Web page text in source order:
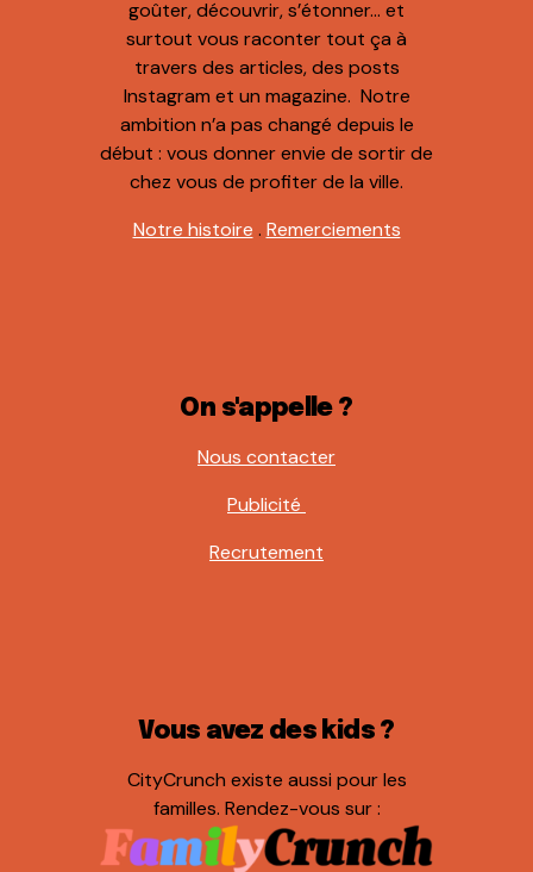
goûter, découvrir, s’étonner… et
surtout vous raconter tout ça à
travers des articles, des posts
Instagram et un magazine. Notre
ambition n’a pas changé depuis le
début : vous donner envie de sortir de
chez vous de profiter de la ville.
Notre histoire . Remerciements
On s'appelle ?
Nous contacter
Publicité
Recrutement
Vous avez des kids ?
CityCrunch existe aussi pour les
familles. Rendez-vous sur :